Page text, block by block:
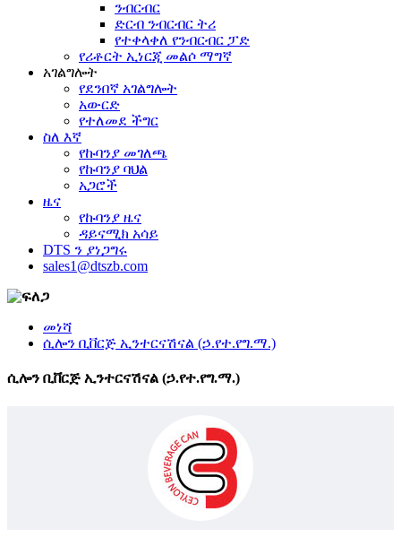
ንብርብር
ድርብ ንብርብር ትሪ
የተቀላቀለ የንብርብር ፓድ
የሪቶርት ኢነርጂ መልሶ ማግኛ
አገልግሎት
የደንበኛ አገልግሎት
አውርድ
የተለመደ ችግር
ስለ እኛ
የኩባንያ መገለጫ
የኩባንያ ባህል
አጋሮች
ዜና
የኩባንያ ዜና
ዳይናሚክ አሳይ
DTS ን ያነጋግሩ
sales1@dtszb.com
መነሻ
ሲሎን ቢቨርጅ ኢንተርናሽናል (ኃ.የተ.የግ.ማ.)
ሲሎን ቢቨርጅ ኢንተርናሽናል (ኃ.የተ.የግ.ማ.)